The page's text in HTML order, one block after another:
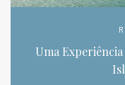
Uma